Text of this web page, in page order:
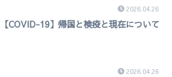
2026.04.26
【COVID-19】帰国と検疫と現在について
2026.04.26